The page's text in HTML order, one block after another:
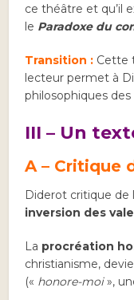
ce théâtre et qu’il
le Paradoxe du
Transition : Cette
lecteur permet à
philosophiques des
III – Un
A – Critique
Diderot critique de
inversion des
La procréation
christianisme,
(« honore-moi»,